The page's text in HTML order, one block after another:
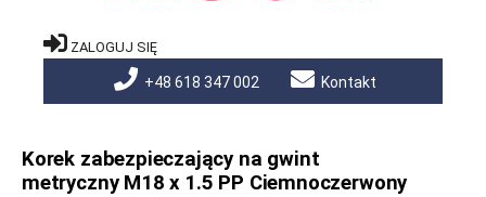
ZALOGUJ SIĘ
+48 618 347 002 Kontakt
Korek zabezpieczający na gwint
metryczny M18 x 1.5 PP Ciemnoczerwony